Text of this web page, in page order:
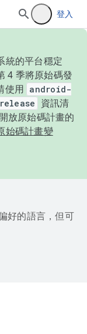
登入
統的平台穩定
4 季將原始碼發
使用 android-
資訊清
放原始碼計畫的
始碼計畫變
好的語言，但可